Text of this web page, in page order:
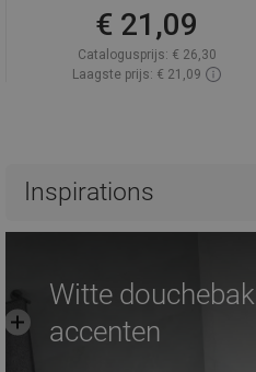
€ 21,09
Catalogusprijs: € 26,30
Laagste prijs: € 21,09
Vergelijk
Inspirations
Witte
accenten